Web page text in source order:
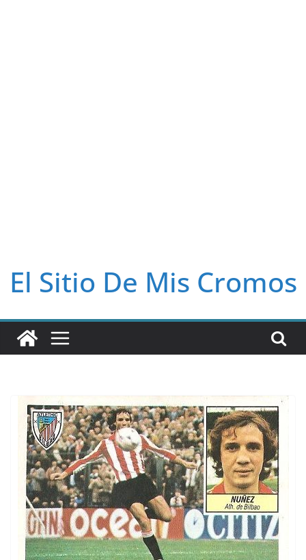
El Sitio De Mis Cromos